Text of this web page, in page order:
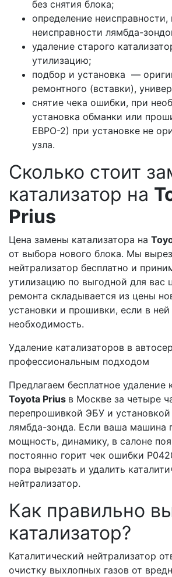
без снятия блока;
определение
неисправности лямбда-
удаление старого
утилизацию;
подбор и установка —
ремонтного (вставки),
снятие чека ошибки, при
установка обманки или
ЕВРО-2) при установке не
узла.
Сколько стоит
катализатор на
Prius
Цена замены катализатора на
от выбора нового блока. Мы
нейтрализатор бесплатно и
утилизацию по выгодной для вас
ремонта складывается из цены
установки и прошивки, если в ней
необходимость.
Удаление катализаторов в
профессиональным подходом
Предлагаем бесплатное удаление
Toyota Prius в Москве за четыре
перепрошивкой ЭБУ и
лямбда-зонда. Если ваша машина
мощность, динамику, в салоне
постоянно горит чек ошибки
пора вырезать и удалить
нейтрализатор.
Как правильно
катализатор?
Каталитический нейтрализатор
очистку выхлопных газов от